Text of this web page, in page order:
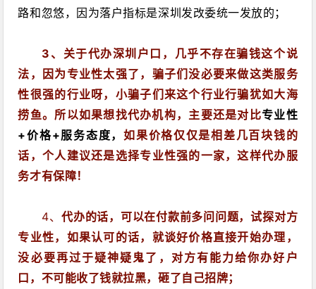
路和忽悠，因为落户指标是深圳发改委统一发放的；
3、关于代办深圳户口，几乎不存在骗钱这个说
法，因为专业性太强了，骗子们没必要来做这类服务
性很强的行业呀，小骗子们来这个行业行骗犹如大海
捞鱼。所以如果想找代办机构，主要还是对比专业性
+价格+服务态度，如果价格仅仅是相差几百块钱的
话，个人建议还是选择专业性强的一家，这样代办服
务才有保障！
4、代办的话，可以在付款前多问问题，试探对方
专业性，如果认可的话，就谈好价格直接开始办理，
没必要再过于疑神疑鬼了，对方有能力给你办好户
口，不可能收了钱就拉黑，砸了自己招牌；